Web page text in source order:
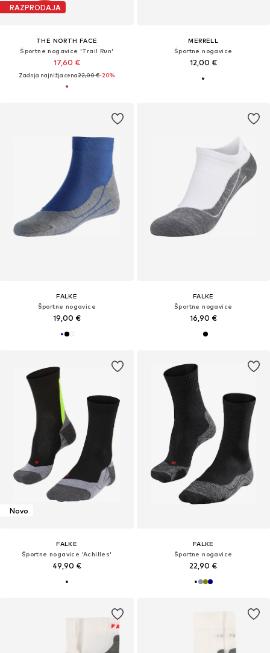
RAZPRODAJA
THE NORTH FACE
Športne nogavice 'Trail Run'
17,60 €
Zadnja najnižja cena22,00 €-20%
MERRELL
Športne nogavice
12,00 €
FALKE
Športne nogavice
19,00 €
FALKE
Športne nogavice
16,90 €
Novo
FALKE
Športne nogavice 'Achilles'
49,90 €
FALKE
Športne nogavice
22,90 €